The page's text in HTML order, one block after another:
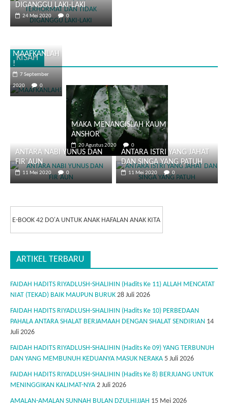
DIGANGGU LAKI-LAKI
24 Mei 2020 0
KISAH
MAAFKANLAH
!
7 September
2020
0
MAKA MENANGISLAH KAUM
ANSHOR
20 Agustus 2020 0
ANTARA NABI YUNUS DAN
FIR`AUN
11 Mei 2020 0
ANTARA ISTRI YANG JAHAT
DAN SINGA YANG PATUH
11 Mei 2020 0
E-BOOK 42 DO'A UNTUK ANAK HAFALAN ANAK KITA
ARTIKEL TERBARU
FAIDAH HADITS RIYADLUSH-SHALIHIN (Hadits Ke 11) ALLAH MENCATAT
NIAT (TEKAD) BAIK MAUPUN BURUK 28 Juli 2026
FAIDAH HADITS RIYADLUSH-SHALIHIN (Hadits Ke 10) PERBEDAAN
PAHALA ANTARA SHALAT BERJAMAAH DENGAN SHALAT SENDIRIAN 14
Juli 2026
FAIDAH HADITS RIYADLUSH-SHALIHIN (Hadits Ke 09) YANG TERBUNUH
DAN YANG MEMBUNUH KEDUANYA MASUK NERAKA 5 Juli 2026
FAIDAH HADITS RIYADLUSH-SHALIHIN (Hadits Ke 8) BERJUANG UNTUK
MENINGGIKAN KALIMAT-NYA 2 Juli 2026
AMALAN-AMALAN SUNNAH BULAN DZULHIJJAH 15 Mei 2026